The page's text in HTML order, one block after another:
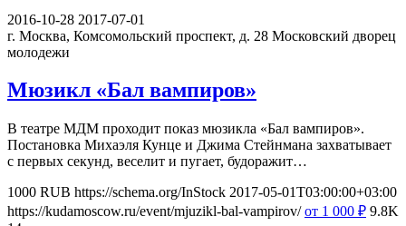
2016-10-28 2017-07-01
г. Москва, Комсомольский проспект, д. 28 Московский дворец
молодежи
Мюзикл «Бал вампиров»
В театре МДМ проходит показ мюзикла «Бал вампиров».
Постановка Михаэля Кунце и Джима Стейнмана захватывает
с первых секунд, веселит и пугает, будоражит…
1000 RUB https://schema.org/InStock 2017-05-01T03:00:00+03:00
https://kudamoscow.ru/event/mjuzikl-bal-vampirov/ от 1 000 ₽ 9.8K